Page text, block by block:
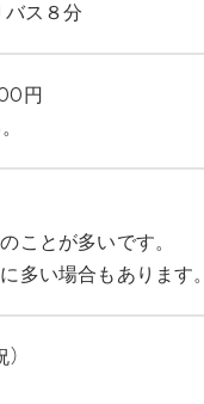
ス８分
円
ことが多いです。
多い場合もあります。